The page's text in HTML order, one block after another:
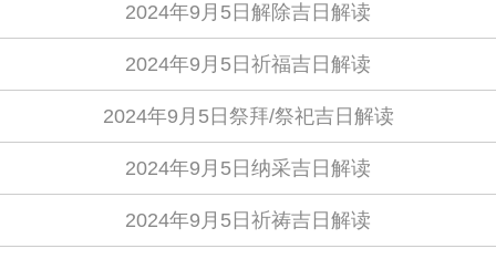
2024年9月5日解除吉日解读
2024年9月5日祈福吉日解读
2024年9月5日祭拜/祭祀吉日解读
2024年9月5日纳采吉日解读
2024年9月5日祈祷吉日解读